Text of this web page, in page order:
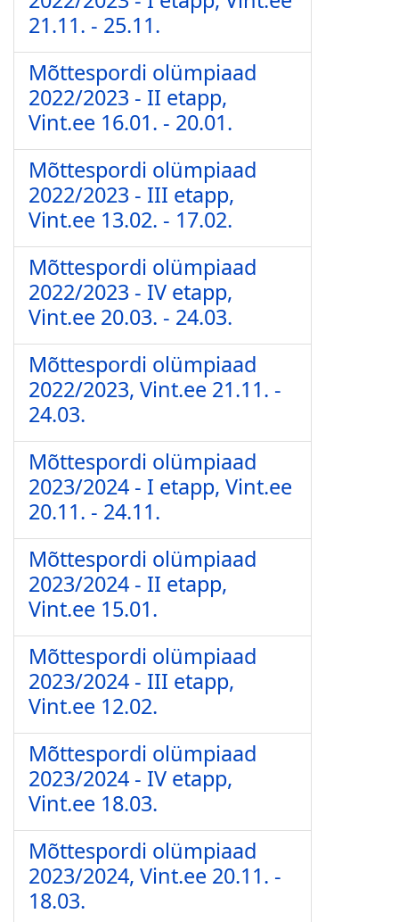
21.11. - 25.11.
Mõttespordi olümpiaad
2022/2023 - II etapp,
Vint.ee 16.01. - 20.01.
Mõttespordi olümpiaad
2022/2023 - III etapp,
Vint.ee 13.02. - 17.02.
Mõttespordi olümpiaad
2022/2023 - IV etapp,
Vint.ee 20.03. - 24.03.
Mõttespordi olümpiaad
2022/2023, Vint.ee 21.11. -
24.03.
Mõttespordi olümpiaad
2023/2024 - I etapp, Vint.ee
20.11. - 24.11.
Mõttespordi olümpiaad
2023/2024 - II etapp,
Vint.ee 15.01.
Mõttespordi olümpiaad
2023/2024 - III etapp,
Vint.ee 12.02.
Mõttespordi olümpiaad
2023/2024 - IV etapp,
Vint.ee 18.03.
Mõttespordi olümpiaad
2023/2024, Vint.ee 20.11. -
18.03.